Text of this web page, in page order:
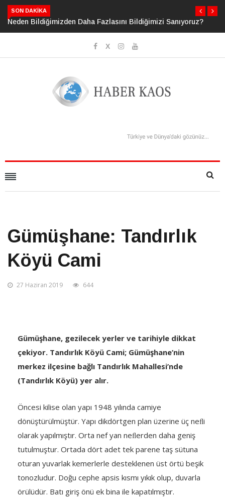
SON DAKIKA
Neden Bildiğimizden Daha Fazlasını Bildiğimizi Sanıyoruz?
Gümüşhane: Tandırlık
Köyü Cami
27 Haziran 2019 644
Gümüşhane, gezilecek yerler ve tarihiyle dikkat
çekiyor. Tandırlık Köyü Cami; Gümüşhane’nin
merkez ilçesine bağlı Tandırlık Mahallesi’nde
(Tandırlık Köyü) yer alır.
Öncesi kilise olan yapı 1948 yılında camiye
dönüştürülmüştür. Yapı dikdörtgen plan üzerine üç neﬂi
olarak yapılmıştır. Orta nef yan neﬂerden daha geniş
tutulmuştur. Ortada dört adet tek parene taş sütuna
oturan yuvarlak kemerlerle desteklenen üst örtü beşik
tonozludur. Doğu cephe apsis kısmı yıkık olup, duvarla
örülüdür. Batı giriş önü ek bina ile kapatılmıştır.